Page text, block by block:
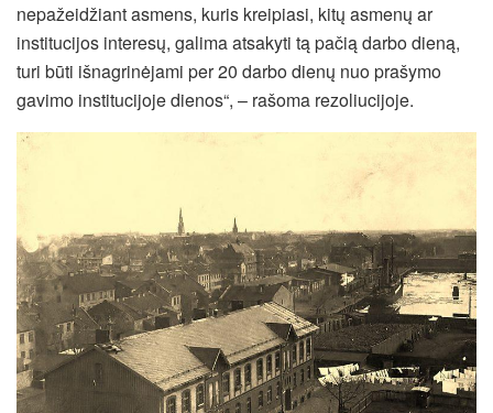
nepažeidžiant asmens, kuris kreipiasi, kitų asmenų ar
institucijos interesų, galima atsakyti tą pačią darbo dieną,
turi būti išnagrinėjami per 20 darbo dienų nuo prašymo
gavimo institucijoje dienos“, – rašoma rezoliucijoje.